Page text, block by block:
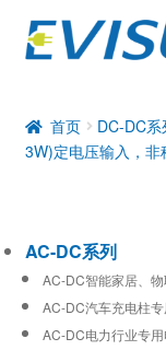
DC-DC系列
工业通信模块
首页 DC-DC系
3W)定电压输入，非
AC-DC系列
AC-DC智能家居、
AC-DC汽车充电柱
AC-DC电力行业专